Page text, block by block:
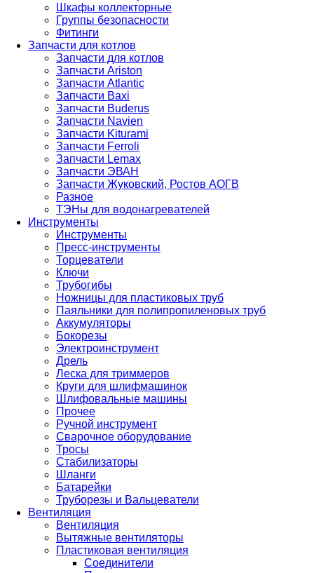
Шкафы коллекторные
Группы безопасности
Фитинги
Запчасти для котлов
Запчасти для котлов
Запчасти Ariston
Запчасти Atlantic
Запчасти Baxi
Запчасти Buderus
Запчасти Navien
Запчасти Kiturami
Запчасти Ferroli
Запчасти Lemax
Запчасти ЭВАН
Запчасти Жуковский, Ростов АОГВ
Разное
ТЭНы для водонагревателей
Инструменты
Инструменты
Пресс-инструменты
Торцеватели
Ключи
Трубогибы
Ножницы для пластиковых труб
Паяльники для полипропиленовых труб
Аккумуляторы
Бокорезы
Электроинструмент
Дрель
Леска для триммеров
Круги для шлифмашинок
Шлифовальные машины
Прочее
Ручной инструмент
Сварочное оборудование
Тросы
Стабилизаторы
Шланги
Батарейки
Труборезы и Вальцеватели
Вентиляция
Вентиляция
Вытяжные вентиляторы
Пластиковая вентиляция
Соединители